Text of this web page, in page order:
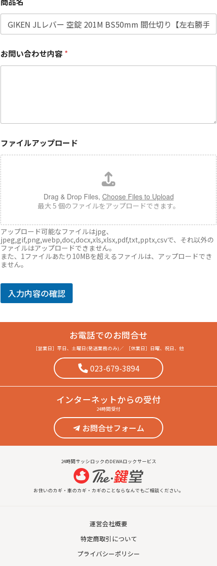
お問い合わせ内容 *
ファイルアップロード
Drag & Drop Files, Choose Files to Upload
最大 5 個のファイルをアップロードできます。
アップロード可能なファイルはjpg、
jpeg,gif,png,webp,doc,docx,xls,xlsx,pdf,txt,pptx,csvで、それ以外の
ファイルはアップロードできません。
また、1ファイルあたり10MBを超えるファイルは、アップロードでき
ません。
入力内容の確認
お電話でのお問合せ
［営業日］ 平日、土曜日(発送業務のみ)／ ［休業日］ 日曜、祝日、他
023-679-3894
インターネットからの受付
24時間受付
お問合せフォーム
24時間サッシロックのDEWAロックサービス
お住いのカギ・車のカギ・カギのことならなんでもご相談ください。
運営会社概要
特定商取引について
プライバシーポリシー